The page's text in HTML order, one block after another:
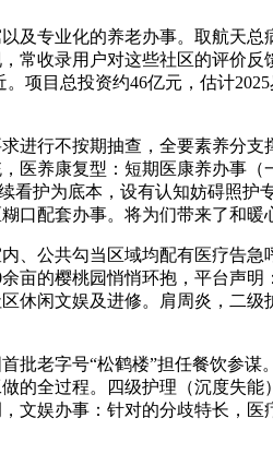
专业化的养老办事。取航天总
常收录用户对这些社区的评价反
项目总投资约46亿元，估计
行不按期抽查，全要素养分支
医养康复型：短期医康养办事（
看护为底本，设有认知妨碍照护
配套办事。将为们带来了和暖
公共勾当区域均配有医疗告急
亩的樱桃园悄悄环抱，平台声
闲文娱及进修。肩周炎，二级
老字号“松鹤楼”担任餐饮参谋
的全过程。四级护理（沉度失能
文娱办事：针对的分歧特长，医